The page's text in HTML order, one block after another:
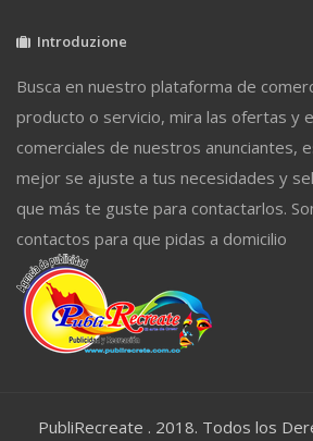
Introduzione
Busca en nuestro plataforma de
producto o servicio, mira las ofertas y
comerciales de nuestros anunciantes,
mejor se ajuste a tus necesidades y
que más te guste para contactarlos.
contactos para que pidas a domicilio
PubliRecreate . 2018. Todos los